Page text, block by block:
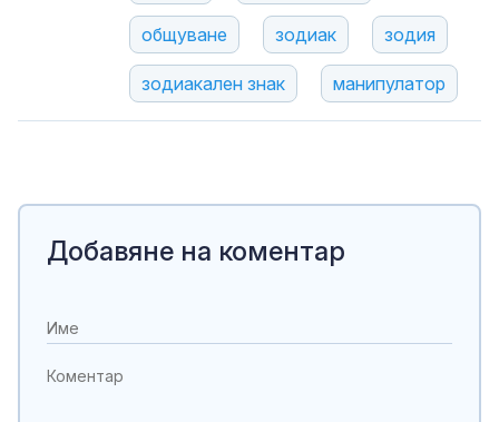
общуване зодиак зодия
зодиакален знак манипулатор
Добавяне на коментар